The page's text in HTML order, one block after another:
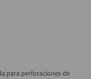
para perforaciones de